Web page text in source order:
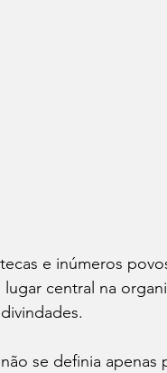
e inúmeros
central na
se definia